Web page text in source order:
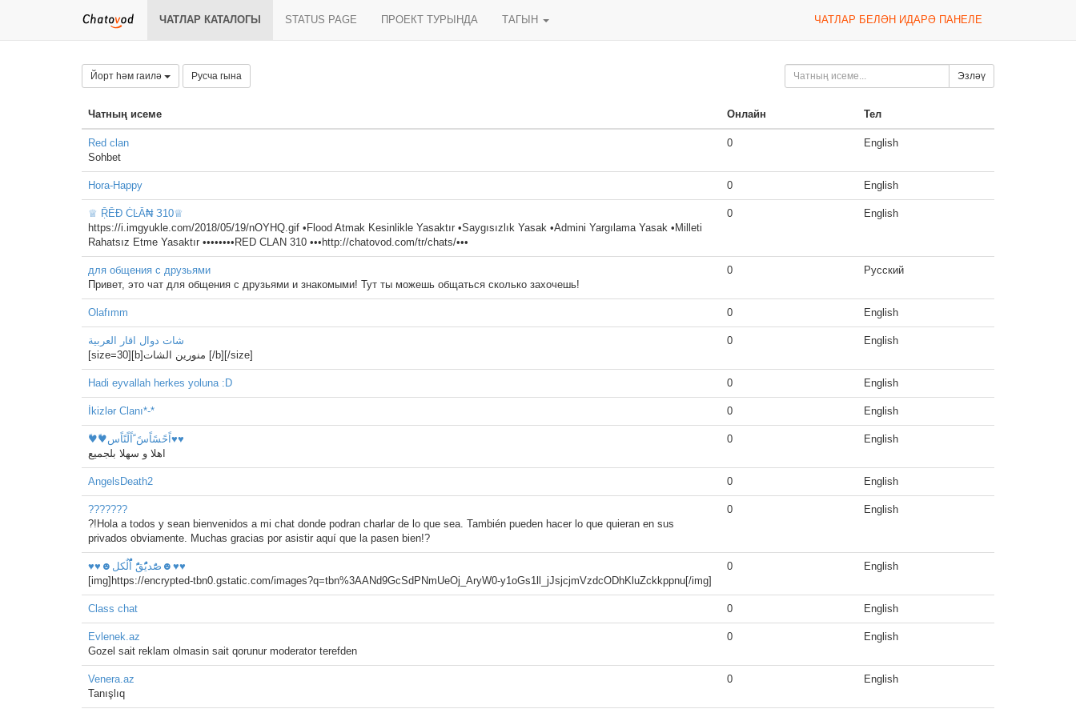
ЧАТЛАР КАТАЛОГЫ STATUS PAGE ПРОЕКТ ТУРЫНДА ТАГЫН ЧАТЛАР БЕЛӘН ИДАРӘ ПАНЕЛЕ
Йорт һәм гаилә Русча гына Эзләү
Чатның исеме Онлайн Тел
Red clan
Sohbet
0 English
Hora-Happy 0 English
♕ ṜĒƉ ĊĿĀ₦ З10♕
https://i.imgyukle.com/2018/05/19/nOYHQ.gif •Flood Atmak Kesinlikle Yasaktır •Saygısızlık Yasak •Admini Yargılama Yasak •Milleti
Rahatsız Etme Yasaktır ••••••••RED CLAN 310 •••http://chatovod.com/tr/chats/•••
0 English
для общения с друзьями
Привет, это чат для общения с друзьями и знакомыми! Тут ты можешь общаться сколько захочешь!
0 Русский
Olafımm 0 English
شات دوال اقار العربية
[size=30][b]منورين الشات [/b][/size]
0 English
Hadi eyvallah herkes yoluna :D 0 English
İkizlər Clanı*-* 0 English
♥ً♥ًاًحًسًاًسً ًاًلًنًاًس♥♥
اهلا و سهلا بلجميع
0 English
AngelsDeath2 0 English
???????
?!Hola a todos y sean bienvenidos a mi chat donde podran charlar de lo que sea. También pueden hacer lo que quieran en sus
privados obviamente. Muchas gracias por asistir aquí que la pasen bien!?
0 English
♥♥☻صًَُديًًُُقًًُ اًًُُلٌكل☻♥♥
[img]https://encrypted-tbn0.gstatic.com/images?q=tbn%3AANd9GcSdPNmUeOj_AryW0-y1oGs1ll_jJsjcjmVzdcODhKluZckkppnu[/img]
0 English
Class chat 0 English
Evlenek.az
Gozel sait reklam olmasin sait qorunur moderator terefden
0 English
Venera.az
Tanışlıq
0 English